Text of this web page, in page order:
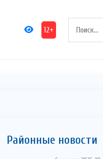
12+
Районные новости